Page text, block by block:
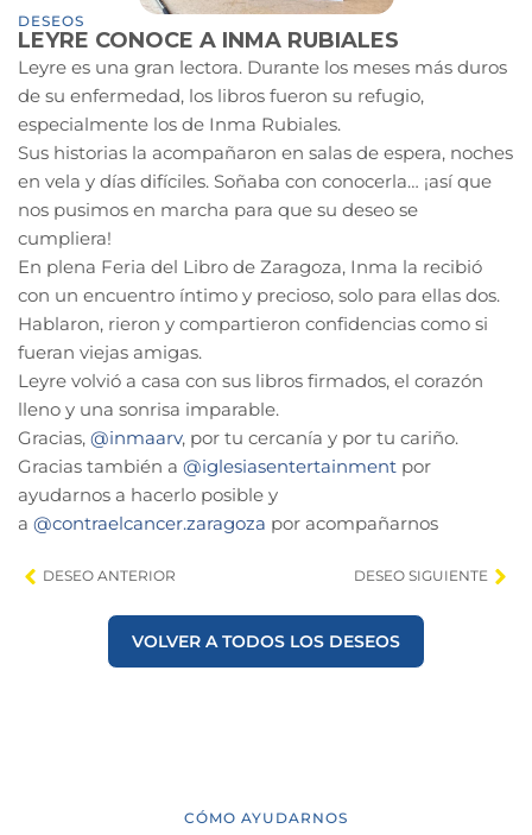
DESEOS
LEYRE CONOCE A INMA RUBIALES
Leyre es una gran lectora. Durante los meses más duros
de su enfermedad, los libros fueron su refugio,
especialmente los de Inma Rubiales.
Sus historias la acompañaron en salas de espera, noches
en vela y días difíciles. Soñaba con conocerla… ¡así que
nos pusimos en marcha para que su deseo se
cumpliera!
En plena Feria del Libro de Zaragoza, Inma la recibió
con un encuentro íntimo y precioso, solo para ellas dos.
Hablaron, rieron y compartieron confidencias como si
fueran viejas amigas.
Leyre volvió a casa con sus libros firmados, el corazón
lleno y una sonrisa imparable.
Gracias, @inmaarv, por tu cercanía y por tu cariño.
Gracias también a @iglesiasentertainment por
ayudarnos a hacerlo posible y
a @contraelcancer.zaragoza por acompañarnos
DESEO ANTERIOR DESEO SIGUIENTE
VOLVER A TODOS LOS DESEOS
CÓMO AYUDARNOS